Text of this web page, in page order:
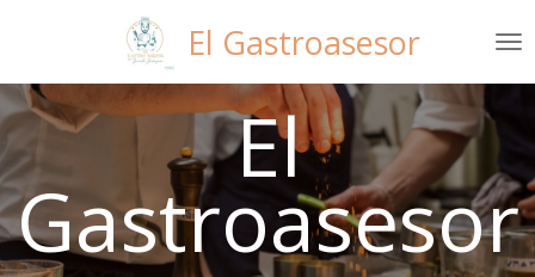
contenido
principal
El Gastroasesor
El
Gastroasesor